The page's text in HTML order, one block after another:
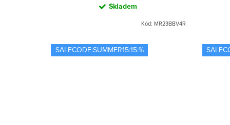
Skladem
Kód: MR23BBV4R
SALECODE:SUMMER15:15:%